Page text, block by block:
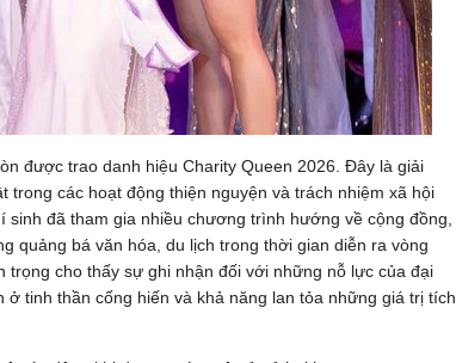
được trao danh hiệu Charity Queen 2026. Đây là giải
các hoạt động thiện nguyện và trách nhiệm xã hội
đã tham gia nhiều chương trình hướng về cộng đồng,
quảng bá văn hóa, du lịch trong thời gian diễn ra vòng
trọng cho thấy sự ghi nhận đối với những nỗ lực của đại
tinh thần cống hiến và khả năng lan tỏa những giá trị tích